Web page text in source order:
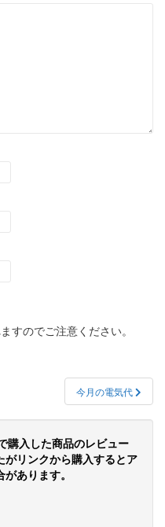
すのでご注意ください。
今月の電気代
購入した商品のレビュー
がリンクから購入するとア
あります。